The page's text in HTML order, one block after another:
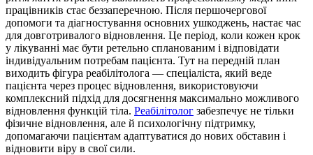
працівників стає беззаперечною. Після першочергової
допомоги та діагностування основних ушкоджень, настає час
для довготривалого відновлення. Це період, коли кожен крок
у лікуванні має бути ретельно спланованим і відповідати
індивідуальним потребам пацієнта. Тут на передній план
виходить фігура реабілітолога — спеціаліста, який веде
пацієнта через процес відновлення, використовуючи
комплексний підхід для досягнення максимально можливого
відновлення функцій тіла. Реабілітолог забезпечує не тільки
фізичне відновлення, але й психологічну підтримку,
допомагаючи пацієнтам адаптуватися до нових обставин і
відновити віру в свої сили.